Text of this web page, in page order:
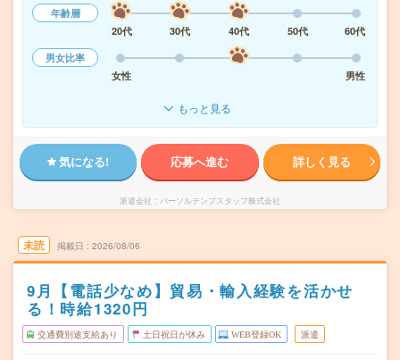
年齢層
20代
30代 40代 50代
60代
男女比率
女性
男性
もっと見る
気になる! 応募へ進む 詳しく見る
派遣会社 パーソルテンプスタッフ株式会社
未読 掲載日 2026/08/06
9月【電話少なめ】貿易・輸入経験を活かせ
る！時給1320円
交通費別途支給あり 土日祝日が休み WEB登録OK 派遣